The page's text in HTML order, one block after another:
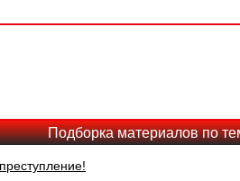
Подборка материалов по